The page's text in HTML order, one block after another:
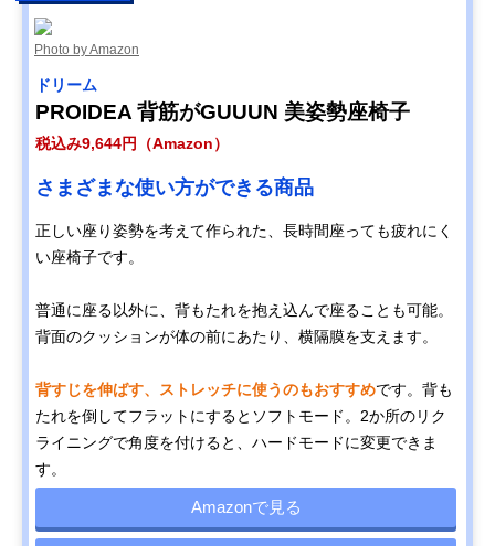
Photo by Amazon
‎ドリーム
PROIDEA 背筋がGUUUN 美姿勢座椅子
税込み9,644円（Amazon）
さまざまな使い方ができる商品
正しい座り姿勢を考えて作られた、長時間座っても疲れにく
い座椅子です。
普通に座る以外に、背もたれを抱え込んで座ることも可能。
背面のクッションが体の前にあたり、横隔膜を支えます。
背すじを伸ばす、ストレッチに使うのもおすすめです。背も
たれを倒してフラットにするとソフトモード。2か所のリク
ライニングで角度を付けると、ハードモードに変更できま
す。
Amazonで見る